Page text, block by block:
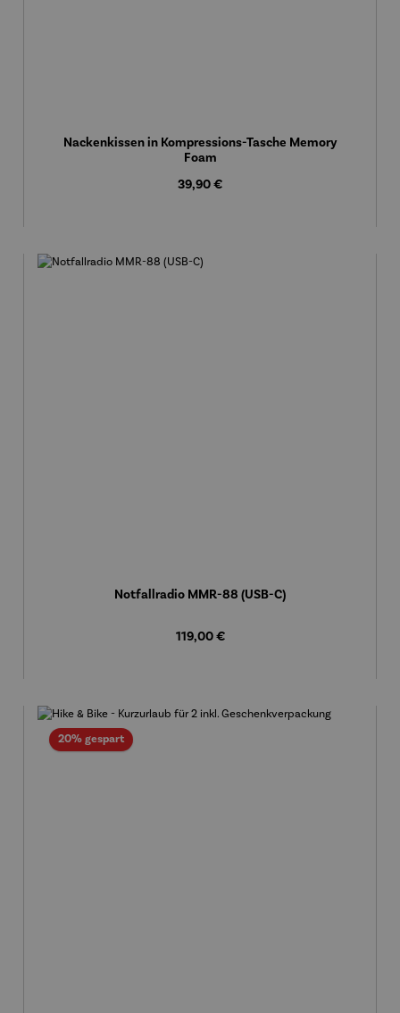
Nackenkissen in Kompressions-Tasche Memory
Foam
Regulärer Preis:
39,90 €
Notfallradio MMR-88 (USB-C)
Regulärer Preis:
119,00 €
20% gespartRabatt